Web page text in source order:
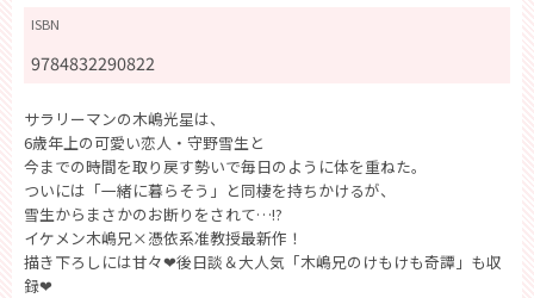
ISBN
9784832290822
サラリーマンの木嶋光星は、
6歳年上の可愛い恋人・守野雪生と
今までの時間を取り戻す勢いで毎日のように体を重ねた。
ついには「一緒に暮らそう」と同棲を持ちかけるが、
雪生からまさかのお断りをされて…!?
イケメン木嶋兄×憑依系准教授最新作！
描き下ろしには甘々❤後日談＆大人気「木嶋兄のけもけも奇譚」も収
録❤